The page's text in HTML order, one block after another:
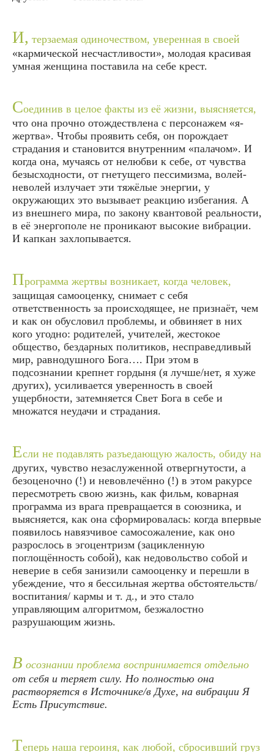
И, терзаемая одиночеством, уверенная в своей
«кармической несчастливости», молодая красивая
умная женщина поставила на себе крест.
Соединив в целое факты из её жизни, выясняется,
что она прочно отождествлена с персонажем «я-
жертва». Чтобы проявить себя, он порождает
страдания и становится внутренним «палачом». И
когда она, мучаясь от нелюбви к себе, от чувства
безысходности, от гнетущего пессимизма, волей-
неволей излучает эти тяжёлые энергии, у
окружающих это вызывает реакцию избегания. А
из внешнего мира, по закону квантовой реальности,
в её энергополе не проникают высокие вибрации.
И капкан захлопывается.
Программа жертвы возникает, когда человек,
защищая самооценку, снимает с себя
ответственность за происходящее, не признаёт, чем
и как он обусловил проблемы, и обвиняет в них
кого угодно: родителей, учителей, жестокое
общество, бездарных политиков, несправедливый
мир, равнодушного Бога…. При этом в
подсознании крепнет гордыня (я лучше/нет, я хуже
других), усиливается уверенность в своей
ущербности, затемняется Свет Бога в себе и
множатся неудачи и страдания.
Если не подавлять разъедающую жалость, обиду на
других, чувство незаслуженной отвергнутости, а
безоценочно (!) и невовлечённо (!) в этом ракурсе
пересмотреть свою жизнь, как фильм, коварная
программа из врага превращается в союзника, и
выясняется, как она сформировалась: когда впервые
появилось навязчивое самосожаление, как оно
разрослось в эгоцентризм (зацикленную
поглощённость собой), как недовольство собой и
неверие в себя занизили самооценку и перешли в
убеждение, что я бессильная жертва обстоятельств/
воспитания/ кармы и т. д., и это стало
управляющим алгоритмом, безжалостно
разрушающим жизнь.
В осознании проблема воспринимается отдельно
от себя и теряет силу. Но полностью она
растворяется в Источнике/в Духе, на вибрации Я
Есть Присутствие.
Теперь наша героиня, как любой, сбросивший груз